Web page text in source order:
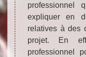
professionnel
expliquer en
relatives à des
projet. En
professionnel